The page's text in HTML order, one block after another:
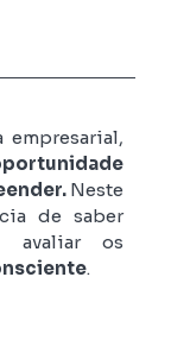
Neste
de saber
avaliar os
.